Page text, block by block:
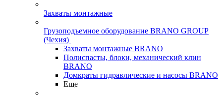
Захваты монтажные
Грузоподъемное оборудование BRANO GROUP
(Чехия)
Захваты монтажные BRANO
Полиспасты, блоки, механический клин
BRANO
Домкраты гидравлические и насосы BRANO
Еще